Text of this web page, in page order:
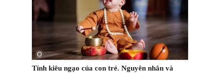
Tính kiêu ngạo của con trẻ. Nguyên nhân và